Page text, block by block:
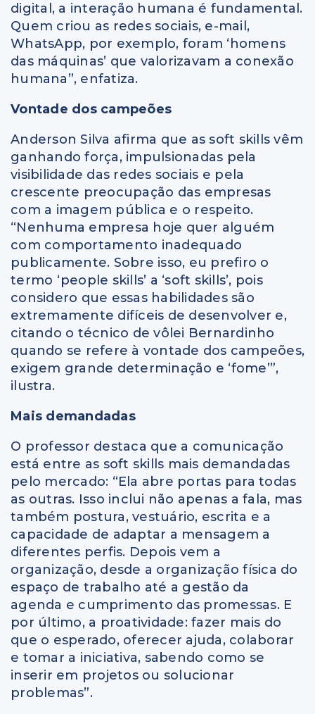
digital, a interação humana é fundamental.
Quem criou as redes sociais, e-mail,
WhatsApp, por exemplo, foram ‘homens
das máquinas’ que valorizavam a conexão
humana”, enfatiza.
Vontade dos campeões
Anderson Silva afirma que as soft skills vêm
ganhando força, impulsionadas pela
visibilidade das redes sociais e pela
crescente preocupação das empresas
com a imagem pública e o respeito.
“Nenhuma empresa hoje quer alguém
com comportamento inadequado
publicamente. Sobre isso, eu prefiro o
termo ‘people skills’ a ‘soft skills’, pois
considero que essas habilidades são
extremamente difíceis de desenvolver e,
citando o técnico de vôlei Bernardinho
quando se refere à vontade dos campeões,
exigem grande determinação e ‘fome’”,
ilustra.
Mais demandadas
O professor destaca que a comunicação
está entre as soft skills mais demandadas
pelo mercado: “Ela abre portas para todas
as outras. Isso inclui não apenas a fala, mas
também postura, vestuário, escrita e a
capacidade de adaptar a mensagem a
diferentes perfis. Depois vem a
organização, desde a organização física do
espaço de trabalho até a gestão da
agenda e cumprimento das promessas. E
por último, a proatividade: fazer mais do
que o esperado, oferecer ajuda, colaborar
e tomar a iniciativa, sabendo como se
inserir em projetos ou solucionar
problemas”.